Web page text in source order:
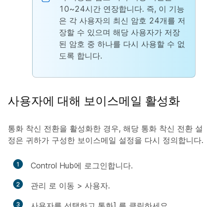
10~24시간 연장합니다. 즉, 이 기능
은 각 사용자의 최신 암호 24개를 저
장할 수 있으며 해당 사용자가 저장
된 암호 중 하나를 다시 사용할 수 없
도록 합니다.
사용자에 대해 보이스메일 활성화
통화 착신 전환을 활성화한 경우, 해당 통화 착신 전환 설
정은 귀하가 구성한 보이스메일 설정을 다시 정의합니다.
1 Control Hub에 로그인합니다.
2 관리 로 이동 > 사용자.
3